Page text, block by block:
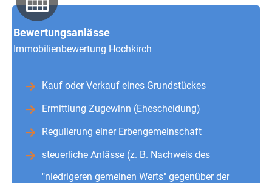
Bewertungsanlässe
Immobilienbewertung Hochkirch
Kauf oder Verkauf eines Grundstückes
Ermittlung Zugewinn (Ehescheidung)
Regulierung einer Erbengemeinschaft
steuerliche Anlässe (z. B. Nachweis des
"niedrigeren gemeinen Werts" gegenüber der